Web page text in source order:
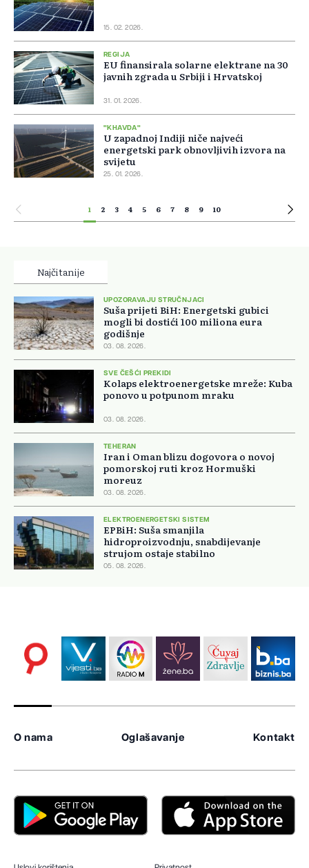
15. 02. 2026.
REGIJA
EU finansirala solarne elektrane na 30
javnih zgrada u Srbiji i Hrvatskoj
31. 01. 2026.
"KHAVDA"
U zapadnoj Indiji niče najveći
energetski park obnovljivih izvora na
svijetu
25. 01. 2026.
1 2 3 4 5 6 7 8 9 10
Najčitanije
UPOZORAVAJU STRUČNJACI
Suša prijeti BiH: Energetski gubici
mogli bi dostići 100 miliona eura
godišnje
03. 08. 2026.
SVE ČEŠĆI PREKIDI
Kolaps elektroenergetske mreže: Kuba
ponovo u potpunom mraku
03. 08. 2026.
TEHERAN
Iran i Oman blizu dogovora o novoj
pomorskoj ruti kroz Hormuški
moreuz
03. 08. 2026.
ELEKTROENERGETSKI SISTEM
EPBiH: Suša smanjila
hidroproizvodnju, snabdijevanje
strujom ostaje stabilno
05. 08. 2026.
O nama Oglašavanje Kontakt